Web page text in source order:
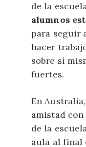
de la
alumnos
para seguir
hacer
sobre sí
fuertes.
En
amistad
de la
aula al final